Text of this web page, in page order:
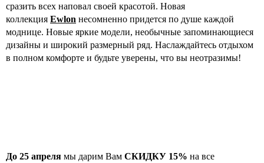
сразить всех наповал своей красотой. Новая
коллекция Ewlon несомненно придется по душе каждой
моднице. Новые яркие модели, необычные запоминающиеся
дизайны и широкий размерный ряд. Наслаждайтесь отдыхом
в полном комфорте и будьте уверены, что вы неотразимы!
До 25 апреля мы дарим Вам СКИДКУ 15% на вcе